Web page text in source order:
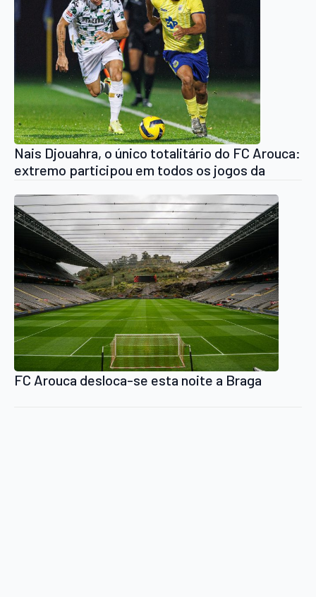
Nais Djouahra, o único totalitário do FC Arouca:
extremo participou em todos os jogos da
FC Arouca desloca-se esta noite a Braga